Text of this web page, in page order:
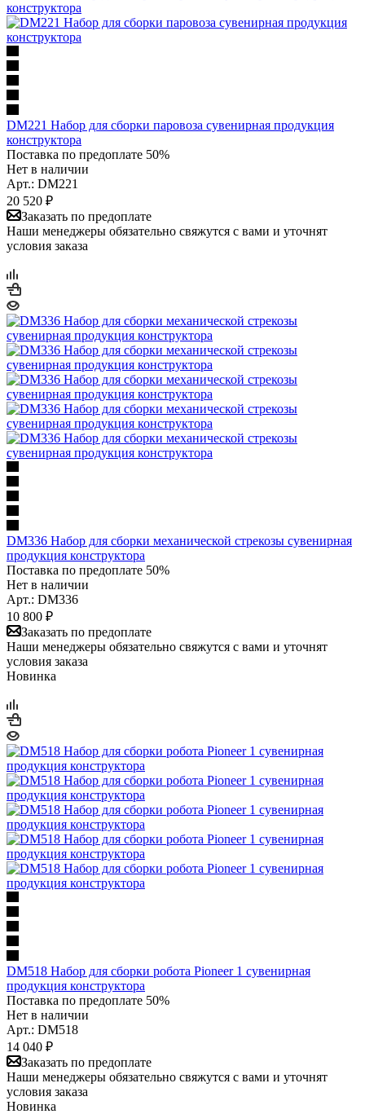
DM221 Набор для сборки паровоза сувенирная продукция
конструктора
Поставка по предоплате 50%
Нет в наличии
Арт.: DM221
20 520 ₽
Заказать по предоплате
Наши менеджеры обязательно свяжутся с вами и уточнят
условия заказа
DM336 Набор для сборки механической стрекозы сувенирная
продукция конструктора
Поставка по предоплате 50%
Нет в наличии
Арт.: DM336
10 800 ₽
Заказать по предоплате
Наши менеджеры обязательно свяжутся с вами и уточнят
условия заказа
Новинка
DM518 Набор для сборки робота Pioneer 1 сувенирная
продукция конструктора
Поставка по предоплате 50%
Нет в наличии
Арт.: DM518
14 040 ₽
Заказать по предоплате
Наши менеджеры обязательно свяжутся с вами и уточнят
условия заказа
Новинка